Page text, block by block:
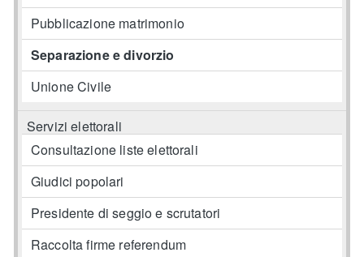
Pubblicazione matrimonio
Separazione e divorzio
Unione Civile
Servizi elettorali
Consultazione liste elettorali
Giudici popolari
Presidente di seggio e scrutatori
Raccolta firme referendum